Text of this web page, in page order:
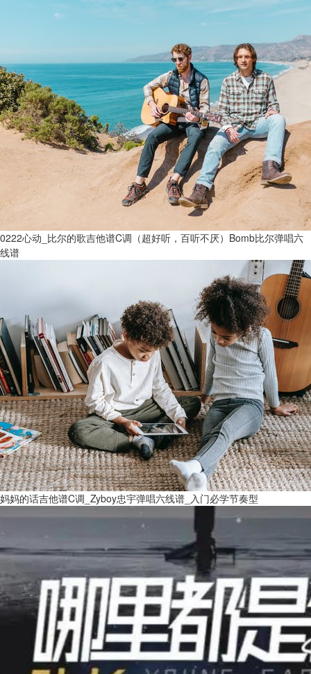
0222心动_比尔的歌吉他谱C调（超好听，百听不厌）Bomb比尔弹唱六
线谱
妈妈的话吉他谱C调_Zyboy忠宇弹唱六线谱_入门必学节奏型